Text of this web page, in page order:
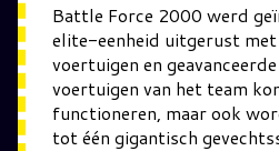
Battle Force 2000 werd
elite-eenheid uitgerust
voertuigen en
voertuigen van het team
functioneren, maar ook
tot één gigantisch